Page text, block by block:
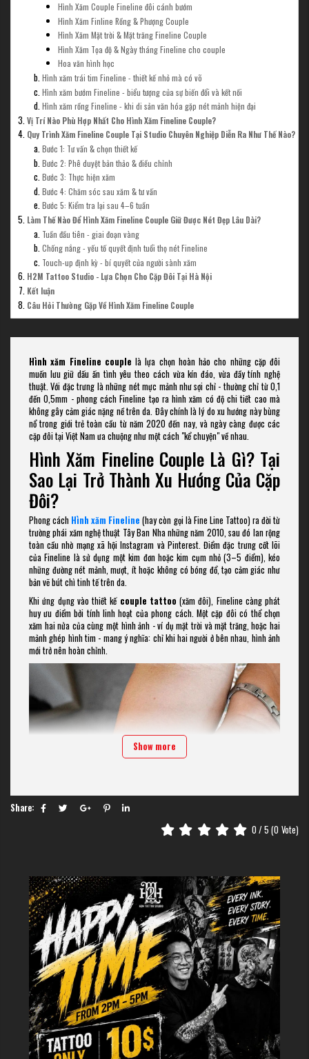
Hình Xăm Couple Fineline đôi cánh bướm
Hình Xăm Finline Rồng & Phượng Couple
Hình Xăm Mặt trời & Mặt trăng Fineline Couple
Hình Xăm Tọa độ & Ngày tháng Fineline cho couple
Hoa văn hình học
Hình xăm trái tim Fineline - thiết kế nhỏ mà có võ
Hình xăm bướm Fineline - biểu tượng của sự biến đổi và kết nối
Hình xăm rồng Fineline - khi di sản văn hóa gặp nét mảnh hiện đại
Vị Trí Nào Phù Hợp Nhất Cho Hình Xăm Fineline Couple?
Quy Trình Xăm Fineline Couple Tại Studio Chuyên Nghiệp Diễn Ra Như Thế Nào?
Bước 1: Tư vấn & chọn thiết kế
Bước 2: Phê duyệt bản thảo & điều chỉnh
Bước 3: Thực hiện xăm
Bước 4: Chăm sóc sau xăm & tư vấn
Bước 5: Kiểm tra lại sau 4–6 tuần
Làm Thế Nào Để Hình Xăm Fineline Couple Giữ Được Nét Đẹp Lâu Dài?
Tuần đầu tiên - giai đoạn vàng
Chống nắng - yếu tố quyết định tuổi thọ nét Fineline
Touch-up định kỳ - bí quyết của người sành xăm
H2M Tattoo Studio - Lựa Chọn Cho Cặp Đôi Tại Hà Nội
Kết luận
Câu Hỏi Thường Gặp Về Hình Xăm Fineline Couple
Hình xăm Fineline couple là lựa chọn hoàn hảo cho những cặp đôi
muốn lưu giữ dấu ấn tình yêu theo cách vừa kín đáo, vừa đầy tính nghệ
thuật. Với đặc trưng là những nét mực mảnh như sợi chỉ - thường chỉ từ 0,1
đến 0,5mm - phong cách Fineline tạo ra hình xăm có độ chi tiết cao mà
không gây cảm giác nặng nề trên da. Đây chính là lý do xu hướng này bùng
nổ trong giới trẻ toàn cầu từ năm 2020 đến nay, và ngày càng được các
cặp đôi tại Việt Nam ưa chuộng như một cách "kể chuyện" về nhau.
Hình Xăm Fineline Couple Là Gì? Tại
Sao Lại Trở Thành Xu Hướng Của Cặp
Đôi?
Phong cách Hình xăm Fineline (hay còn gọi là Fine Line Tattoo) ra đời từ
trường phái xăm nghệ thuật Tây Ban Nha những năm 2010, sau đó lan rộng
toàn cầu nhờ mạng xã hội Instagram và Pinterest. Điểm đặc trưng cốt lõi
của Fineline là sử dụng một kim đơn hoặc kim cụm nhỏ (3–5 điểm), kéo
những đường nét mảnh, mượt, ít hoặc không có bóng đổ, tạo cảm giác như
bản vẽ bút chì tinh tế trên da.
Khi ứng dụng vào thiết kế couple tattoo (xăm đôi), Fineline càng phát
huy ưu điểm bởi tính linh hoạt của phong cách. Một cặp đôi có thể chọn
xăm hai nửa của cùng một hình ảnh - ví dụ mặt trời và mặt trăng, hoặc hai
mảnh ghép hình tim - mang ý nghĩa: chỉ khi hai người ở bên nhau, hình ảnh
mới trở nên hoàn chỉnh.
Khác với các phong cách xăm đôi truyền thống thường yêu cầu thiết kế
giống hệt nhau, hình xăm Fineline couple có thể được cá nhân hóa hoàn
toàn - mỗi người mang một phần của câu chuyện, khiến chúng vừa độc lập
vừa liên kết với nhau.
Fineline couple khác gì xăm đôi thông
Show more
Share:
0 / 5 (0 Vote)